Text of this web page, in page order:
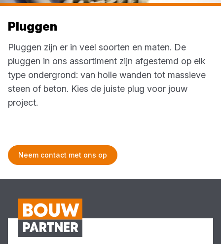
Pluggen
Pluggen zijn er in veel soorten en maten. De
pluggen in ons assortiment zijn afgestemd op elk
type ondergrond: van holle wanden tot massieve
steen of beton. Kies de juiste plug voor jouw
project.
Neem contact met ons op